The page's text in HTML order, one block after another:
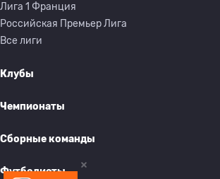
Лига 1 Франция
Российская Премьер Лига
Все лиги
Клубы
Чемпионаты
Сборные команды
Футболисты